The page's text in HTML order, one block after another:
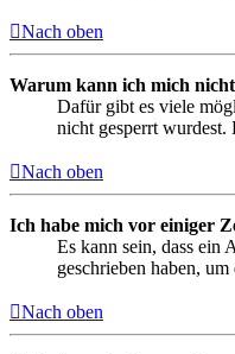
Nach oben
Warum kann ich mich
Dafür gibt es viele
nicht gesperrt
Nach oben
Ich habe mich vor einiger
Es kann sein, dass ein
geschrieben haben,
Nach oben